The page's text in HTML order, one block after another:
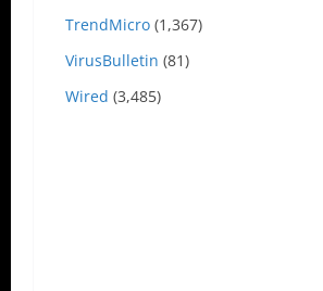
TrendMicro (1,367)
VirusBulletin (81)
Wired (3,485)